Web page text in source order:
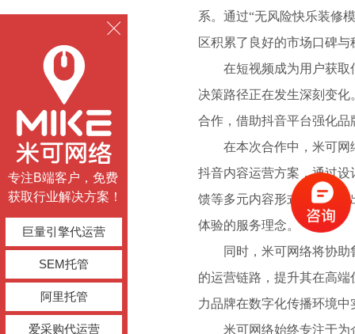
系。通过“无风险快乐装修
区积累了良好的市场口碑
在短视频成为用户获
决策路径正在发生深刻变
合作，借助抖音平台强化
在本次合作中，米可
抖音内容运营方案，通过
馈等多元内容形式，持续输
体验的服务理念。
同时，米可网络将协
的运营链路，提升其在高
力品牌在数字化传播环境中
米可网络始终专注于
专注B端客户，免费
获取行业解决方案！
巨量引擎代运营
SEM托管
阿里托管
爱采购代运营